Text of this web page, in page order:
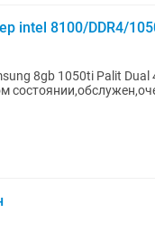
intel 8100/DDR4/
8gb 1050ti Palit Dual